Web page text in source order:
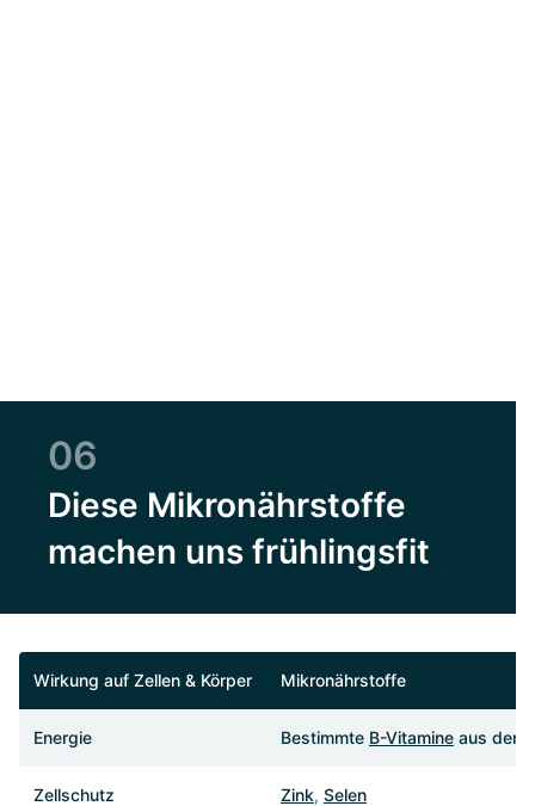
06
Diese Mikronährstoffe
machen uns frühlingsfit
Wirkung auf Zellen & Körper Mikronährstoffe
Energie Bestimmte B-Vitamine aus dem
Zellschutz Zink, Selen